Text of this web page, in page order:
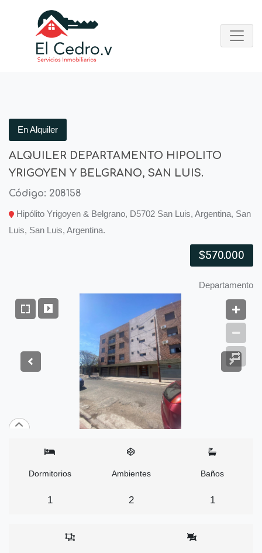
En Alquiler
ALQUILER DEPARTAMENTO HIPOLITO
YRIGOYEN Y BELGRANO, SAN LUIS.
Código: 208158
Hipólito Yrigoyen & Belgrano, D5702 San Luis, Argentina, San
Luis, San Luis, Argentina.
$570.000
Departamento
Dormitorios
1
Ambientes
2
Baños
1